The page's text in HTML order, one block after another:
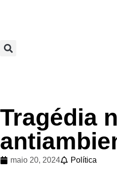
Tragédia
maio 20, 2024 Política